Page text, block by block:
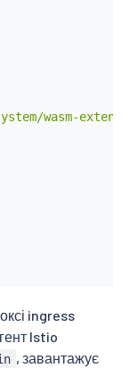
wasm-
ingress
Istio
, завантажує